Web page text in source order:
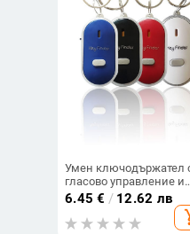
Умен ключодържател
гласово управление и
аларма за загуба с
позициониране,
конструкция,
6.45 € / 12.62 лв